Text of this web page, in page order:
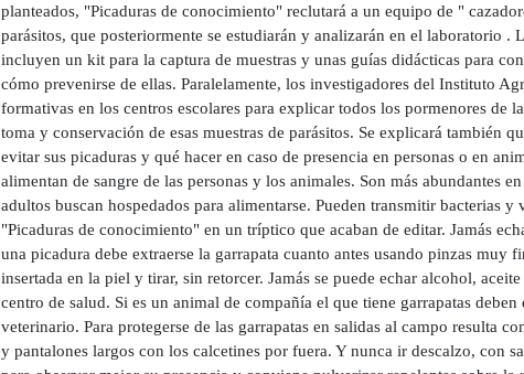
planteados, "Picaduras de conocimiento" reclutará a un equipo de "
parásitos, que posteriormente se estudiarán y analizarán en el laboratorio .
incluyen un kit para la captura de muestras y unas guías didácticas para
cómo prevenirse de ellas. Paralelamente, los investigadores del Instituto
formativas en los centros escolares para explicar todos los pormenores de
toma y conservación de esas muestras de parásitos. Se explicará también
evitar sus picaduras y qué hacer en caso de presencia en personas o en
alimentan de sangre de las personas y los animales. Son más abundantes
adultos buscan hospedados para alimentarse. Pueden transmitir bacterias
"Picaduras de conocimiento" en un tríptico que acaban de editar. Jamás
una picadura debe extraerse la garrapata cuanto antes usando pinzas muy
insertada en la piel y tirar, sin retorcer. Jamás se puede echar alcohol,
centro de salud. Si es un animal de compañía el que tiene garrapatas
veterinario. Para protegerse de las garrapatas en salidas al campo resulta
y pantalones largos con los calcetines por fuera. Y nunca ir descalzo, con